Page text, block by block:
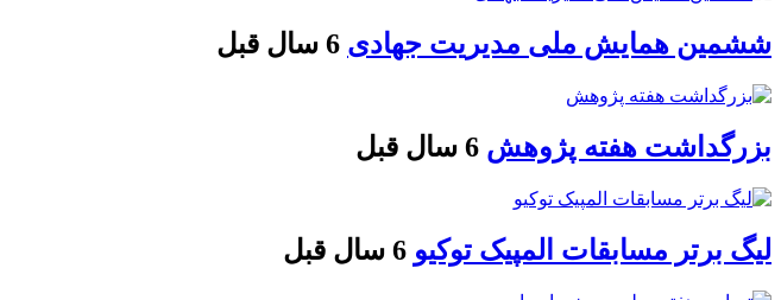
ششمین همایش ملی مدیریت جهادی 6 سال قبل
بزرگداشت هفته پژوهش 6 سال قبل
لیگ برتر مسابقات المپیک توکیو 6 سال قبل